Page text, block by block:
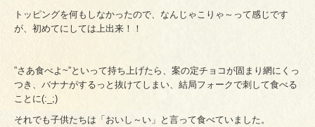
トッピングを何もしなかったので、なんじゃこりゃ～って感じです
が、初めてにしては上出来！！
”さあ食べよ~”といって持ち上げたら、案の定チョコが固まり網にくっ
つき、バナナがするっと抜けてしまい、結局フォークで刺して食べる
ことに(:_;)
それでも子供たちは「おいし～い」と言って食べていました。